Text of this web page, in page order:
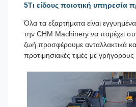
5Τι είδους ποιοτική υπηρεσία
Όλα τα εξαρτήματα είναι
την CHM Machinery να παρέχει
ζωή.προσφέρουμε ανταλλακτικά
προτιμησιακές τιμές με